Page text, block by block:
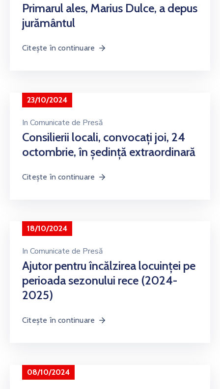
Primarul ales, Marius Dulce, a depus
jurământul
Citește în continuare
23/10/2024
In Comunicate de Presă
Consilierii locali, convocați joi, 24
octombrie, în ședință extraordinară
Citește în continuare
18/10/2024
In Comunicate de Presă
Ajutor pentru încălzirea locuinței pe
perioada sezonului rece (2024-
2025)
Citește în continuare
08/10/2024